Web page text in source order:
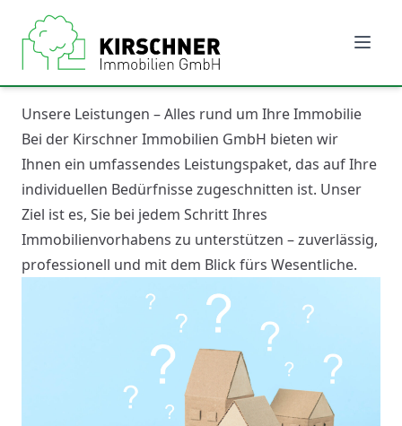
Unsere Leistungen – Alles rund um Ihre Immobilie
Bei der Kirschner Immobilien GmbH bieten wir
Ihnen ein umfassendes Leistungspaket, das auf Ihre
individuellen Bedürfnisse zugeschnitten ist. Unser
Ziel ist es, Sie bei jedem Schritt Ihres
Immobilienvorhabens zu unterstützen – zuverlässig,
professionell und mit dem Blick fürs Wesentliche.